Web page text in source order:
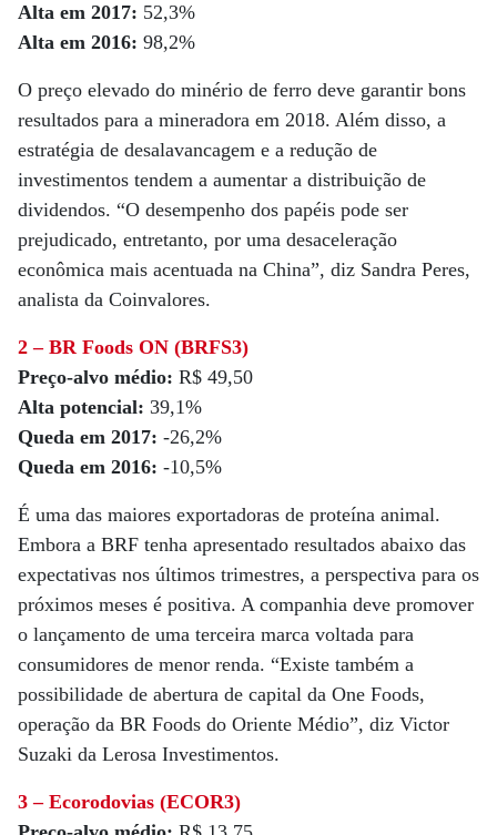
Alta em 2017: 52,3%
Alta em 2016: 98,2%
O preço elevado do minério de ferro deve garantir bons
resultados para a mineradora em 2018. Além disso, a
estratégia de desalavancagem e a redução de
investimentos tendem a aumentar a distribuição de
dividendos. “O desempenho dos papéis pode ser
prejudicado, entretanto, por uma desaceleração
econômica mais acentuada na China”, diz Sandra Peres,
analista da Coinvalores.
2 – BR Foods ON (BRFS3)
Preço-alvo médio: R$ 49,50
Alta potencial: 39,1%
Queda em 2017: -26,2%
Queda em 2016: -10,5%
É uma das maiores exportadoras de proteína animal.
Embora a BRF tenha apresentado resultados abaixo das
expectativas nos últimos trimestres, a perspectiva para os
próximos meses é positiva. A companhia deve promover
o lançamento de uma terceira marca voltada para
consumidores de menor renda. “Existe também a
possibilidade de abertura de capital da One Foods,
operação da BR Foods do Oriente Médio”, diz Victor
Suzaki da Lerosa Investimentos.
3 – Ecorodovias (ECOR3)